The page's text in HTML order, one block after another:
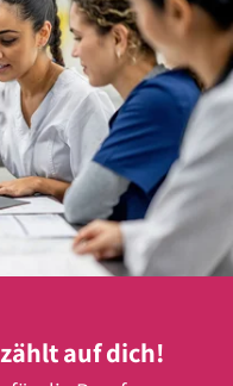
auf dich!